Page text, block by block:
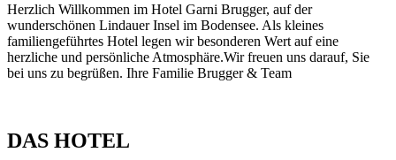
Herzlich Willkommen im Hotel Garni Brugger, auf der
wunderschönen Lindauer Insel im Bodensee. Als kleines
familiengeführtes Hotel legen wir besonderen Wert auf eine
herzliche und persönliche Atmosphäre.Wir freuen uns darauf, Sie
bei uns zu begrüßen. Ihre Familie Brugger & Team
DAS HOTEL